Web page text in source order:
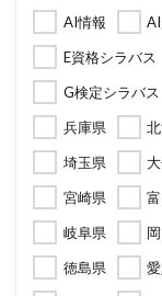
AI情報
E資格シラバス
G検定シラバス
兵庫県
埼玉県
宮崎県
岐阜県
徳島県